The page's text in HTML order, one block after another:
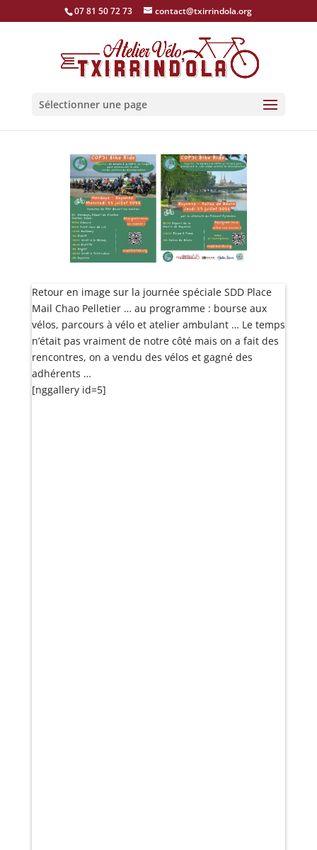
07 81 50 72 73 contact@txirrindola.org
Sélectionner une page
Retour en image sur la journée spéciale SDD Place
Mail Chao Pelletier … au programme : bourse aux
vélos, parcours à vélo et atelier ambulant … Le temps
n’était pas vraiment de notre côté mais on a fait des
rencontres, on a vendu des vélos et gagné des
adhérents …
[nggallery id=5]